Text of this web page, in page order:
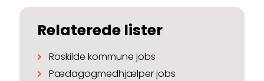
Relaterede lister
Roskilde kommune jobs
Pædagogmedhjælper jobs